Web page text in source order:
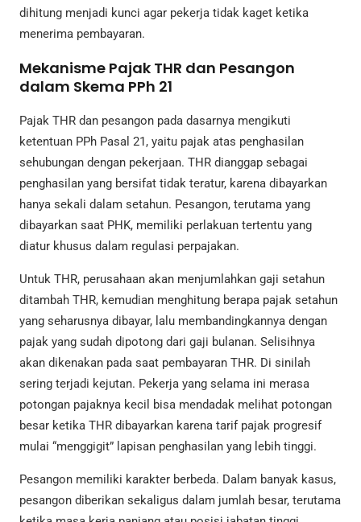
dihitung menjadi kunci agar pekerja tidak kaget ketika
menerima pembayaran.
Mekanisme Pajak THR dan Pesangon
dalam Skema PPh 21
Pajak THR dan pesangon pada dasarnya mengikuti
ketentuan PPh Pasal 21, yaitu pajak atas penghasilan
sehubungan dengan pekerjaan. THR dianggap sebagai
penghasilan yang bersifat tidak teratur, karena dibayarkan
hanya sekali dalam setahun. Pesangon, terutama yang
dibayarkan saat PHK, memiliki perlakuan tertentu yang
diatur khusus dalam regulasi perpajakan.
Untuk THR, perusahaan akan menjumlahkan gaji setahun
ditambah THR, kemudian menghitung berapa pajak setahun
yang seharusnya dibayar, lalu membandingkannya dengan
pajak yang sudah dipotong dari gaji bulanan. Selisihnya
akan dikenakan pada saat pembayaran THR. Di sinilah
sering terjadi kejutan. Pekerja yang selama ini merasa
potongan pajaknya kecil bisa mendadak melihat potongan
besar ketika THR dibayarkan karena tarif pajak progresif
mulai “menggigit” lapisan penghasilan yang lebih tinggi.
Pesangon memiliki karakter berbeda. Dalam banyak kasus,
pesangon diberikan sekaligus dalam jumlah besar, terutama